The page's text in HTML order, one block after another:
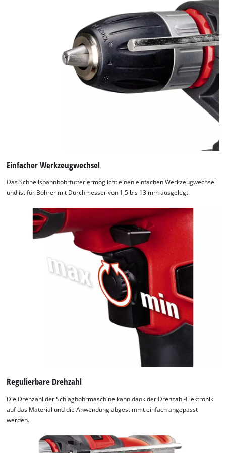
Einfacher Werkzeugwechsel
Das Schnellspannbohrfutter ermöglicht einen einfachen Werkzeugwechsel
und ist für Bohrer mit Durchmesser von 1,5 bis 13 mm ausgelegt.
Regulierbare Drehzahl
Die Drehzahl der Schlagbohrmaschine kann dank der Drehzahl-Elektronik
auf das Material und die Anwendung abgestimmt einfach angepasst
werden.